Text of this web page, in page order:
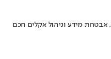
מידע וניהול אקלים חכם